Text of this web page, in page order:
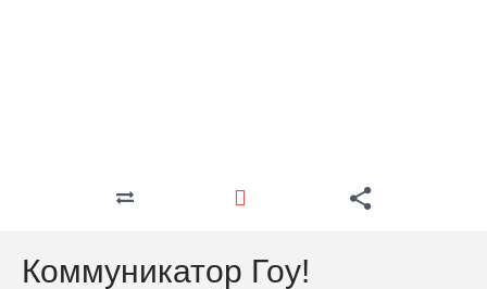
Коммуникатор Гоу!